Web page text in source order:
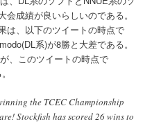
成績が良いらしいのである。
は、以下のツイートの時点で
系)が8勝と大差である。
、このツイートの時点で
the TCEC Championship
Stockfish has scored 26 wins to